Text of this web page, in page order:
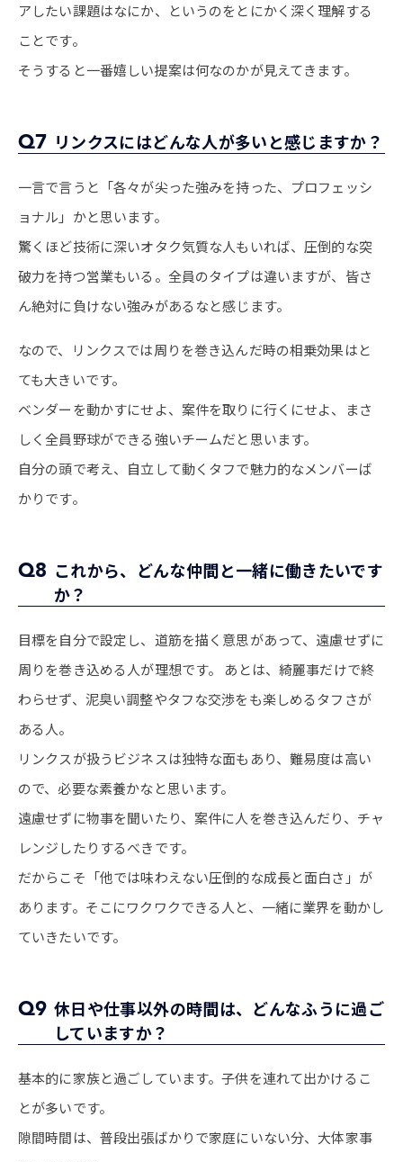
アしたい課題はなにか、というのをとにかく深く理解する
ことです。
そうすると一番嬉しい提案は何なのかが見えてきます。
Q7 リンクスにはどんな人が多いと感じますか？
一言で言うと「各々が尖った強みを持った、プロフェッシ
ョナル」かと思います。
驚くほど技術に深いオタク気質な人もいれば、圧倒的な突
破力を持つ営業もいる。全員のタイプは違いますが、皆さ
ん絶対に負けない強みがあるなと感じます。
なので、リンクスでは周りを巻き込んだ時の相乗効果はと
ても大きいです。
ベンダーを動かすにせよ、案件を取りに行くにせよ、まさ
しく全員野球ができる強いチームだと思います。
自分の頭で考え、自立して動くタフで魅力的なメンバーば
かりです。
Q8 これから、どんな仲間と一緒に働きたいです
か？
目標を自分で設定し、道筋を描く意思があって、遠慮せずに
周りを巻き込める人が理想です。 あとは、綺麗事だけで終
わらせず、泥臭い調整やタフな交渉をも楽しめるタフさが
ある人。
リンクスが扱うビジネスは独特な面もあり、難易度は高い
ので、必要な素養かなと思います。
遠慮せずに物事を聞いたり、案件に人を巻き込んだり、チャ
レンジしたりするべきです。
だからこそ「他では味わえない圧倒的な成長と面白さ」が
あります。そこにワクワクできる人と、一緒に業界を動かし
ていきたいです。
Q9 休日や仕事以外の時間は、どんなふうに過ご
していますか？
基本的に家族と過ごしています。子供を連れて出かけるこ
とが多いです。
隙間時間は、普段出張ばかりで家庭にいない分、大体家事